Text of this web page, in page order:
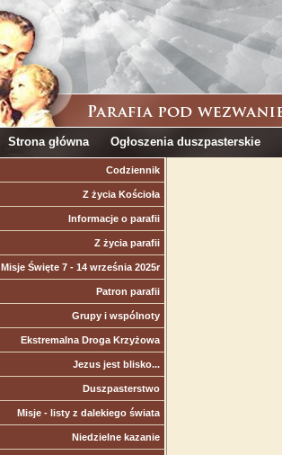
Strona główna Ogłoszenia duszpasterskie
Codziennik
Z życia Kościoła
Informacje o parafii
Z życia parafii
Misje Święte 7 - 14 września 2025r
Patron parafii
Grupy i wspólnoty
Ekstremalna Droga Krzyżowa
Jezus jest blisko...
Duszpasterstwo
Misje - listy z dalekiego świata
Niedzielne kazanie